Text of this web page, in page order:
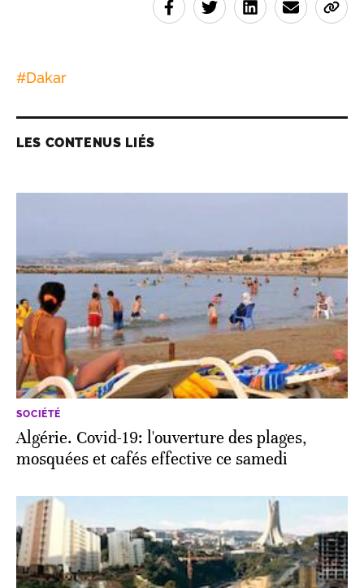
#Dakar
LES CONTENUS LIÉS
SOCIÉTÉ
Algérie. Covid-19: l'ouverture des plages,
mosquées et cafés effective ce samedi